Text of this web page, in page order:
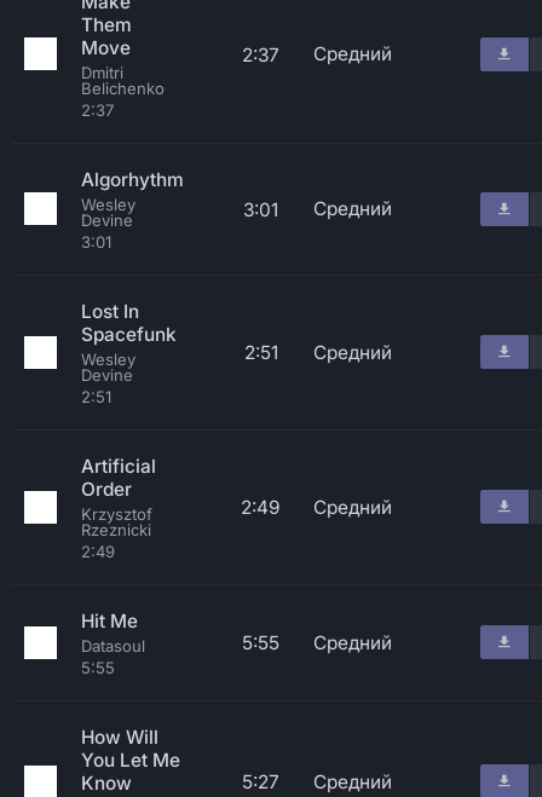
Them
Move
Dmitri
Belichenko
2:37
2:37 Средний
Algorhythm
Wesley
Devine
3:01
3:01 Средний
Lost In
Spacefunk
Wesley
Devine
2:51
2:51 Средний
Artificial
Order
Krzysztof
Rzeznicki
2:49
2:49 Средний
Hit Me
Datasoul
5:55
5:55 Средний
How Will
You Let Me
Know
5:27 Средний